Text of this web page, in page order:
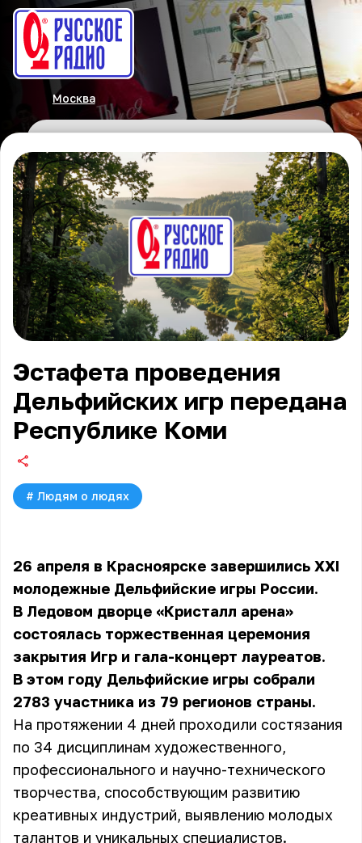
Москва
Эстафета проведения
Дельфийских игр передана
Республике Коми
# Людям о людях
26 апреля в Красноярске завершились XXI
молодежные Дельфийские игры России.
В Ледовом дворце «Кристалл арена»
состоялась торжественная церемония
закрытия Игр и гала-концерт лауреатов.
В этом году Дельфийские игры собрали
2783 участника из 79 регионов страны.
На протяжении 4 дней проходили состязания
по 34 дисциплинам художественного,
профессионального и научно-технического
творчества, способствующим развитию
креативных индустрий, выявлению молодых
талантов и уникальных специалистов.